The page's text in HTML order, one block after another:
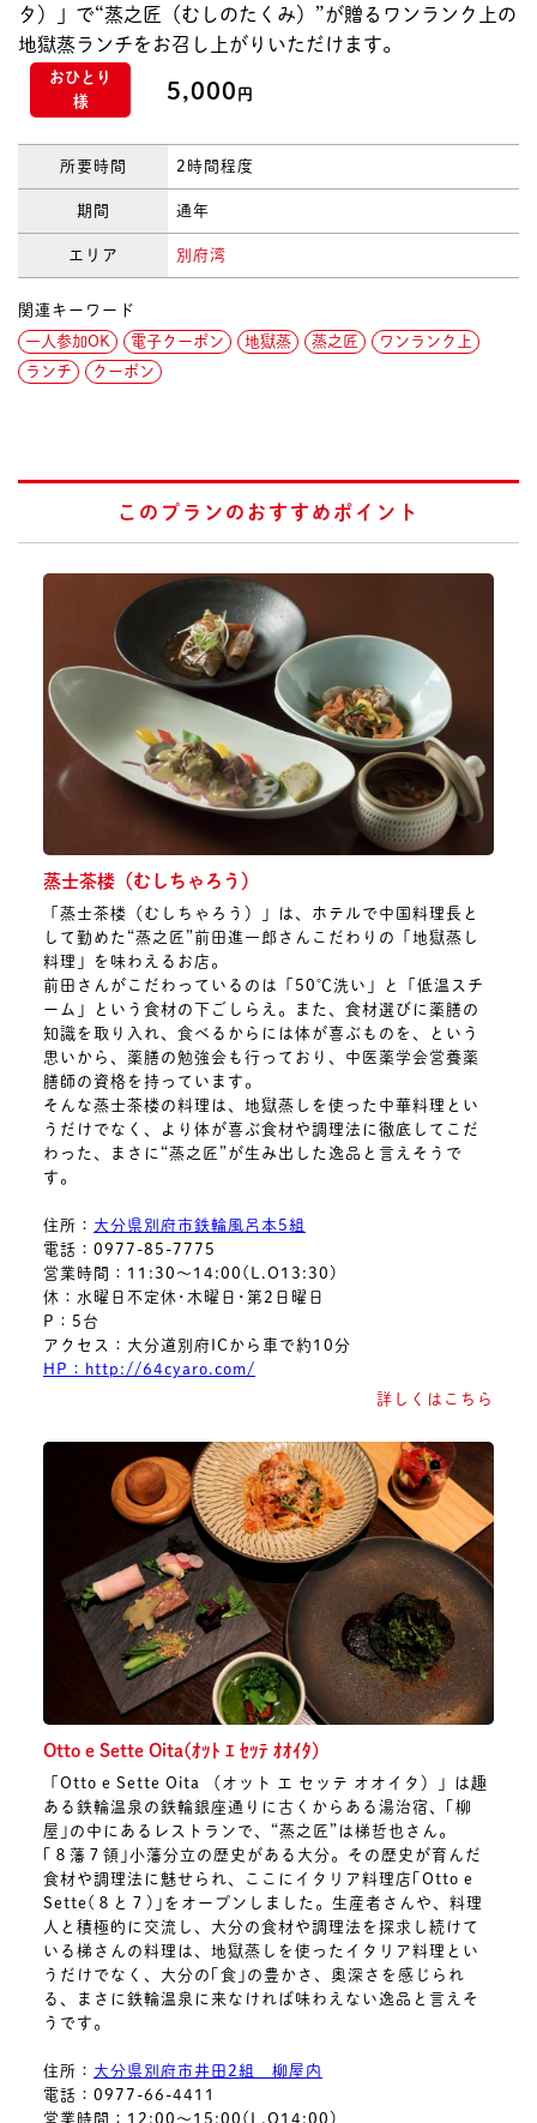
タ）」で“蒸之匠（むしのたくみ）”が贈るワンランク上の
地獄蒸ランチをお召し上がりいただけます。
おひとり
様
5,000 円
所要時間 2時間程度
期間 通年
エリア 別府湾
関連キーワード
一人参加OK
電子クーポン 地獄蒸 蒸之匠
ワンランク上
ランチ
クーポン
このプランのおすすめポイント
蒸士茶楼（むしちゃろう）
「蒸士茶楼（むしちゃろう）」は、ホテルで中国料理長と
して勤めた“蒸之匠”前田進一郎さんこだわりの「地獄蒸し
料理」を味わえるお店。
前田さんがこだわっているのは「50℃洗い」と「低温スチ
ーム」という食材の下ごしらえ。また、食材選びに薬膳の
知識を取り入れ、食べるからには体が喜ぶものを、という
思いから、薬膳の勉強会も行っており、中医薬学会営養薬
膳師の資格を持っています。
そんな蒸士茶楼の料理は、地獄蒸しを使った中華料理とい
うだけでなく、より体が喜ぶ食材や調理法に徹底してこだ
わった、まさに“蒸之匠”が生み出した逸品と言えそうで
す。
住所： 大分県別府市鉄輪風呂本5組
電話：0977-85-7775
営業時間：11:30～14:00(L.O13:30)
休：水曜日不定休･木曜日･第2日曜日
P：5台
アクセス：大分道別府ICから車で約10分
HP：http://64cyaro.com/
詳しくはこちら
Otto e Sette Oita(ｵｯﾄ ｴ ｾｯﾃ ｵｵｲﾀ)
「Otto e Sette Oita （オット エ セッテ オオイタ）」は趣
ある鉄輪温泉の鉄輪銀座通りに古くからある湯治宿、｢柳
屋｣の中にあるレストランで、“蒸之匠”は梯哲也さん。
｢８藩７領｣小藩分立の歴史がある大分。その歴史が育んだ
食材や調理法に魅せられ、ここにイタリア料理店｢Otto e
Sette(８と７)｣をオープンしました。生産者さんや、料理
人と積極的に交流し、大分の食材や調理法を探求し続けて
いる梯さんの料理は、地獄蒸しを使ったイタリア料理とい
うだけでなく、大分の｢食｣の豊かさ、奥深さを感じられ
る、まさに鉄輪温泉に来なければ味わえない逸品と言えそ
うです。
住所： 大分県別府市井田2組 柳屋内
電話：0977-66-4411
営業時間：12:00～15:00(L.O14:00)